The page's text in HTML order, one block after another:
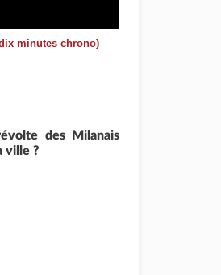
minutes chrono)
des Milanais
ville ?